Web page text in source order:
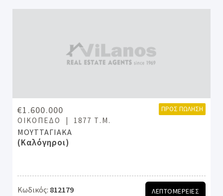
€1.600.000 ΠΡΟΣ ΠΏΛΗΣΗ
ΟΙΚΌΠΕΔΟ 1877 Τ.Μ.
ΜΟΥΤΤΑΓΙΑΚΑ
(Καλόγηροι)
Κωδικός: 812179 ΛΕΠΤΟΜΕΡΕΙΕΣ